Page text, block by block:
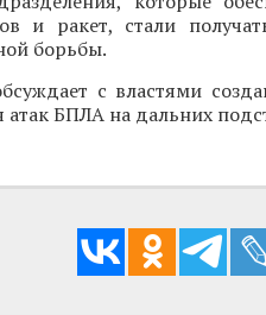
и ракет, стали
борьбы.
с властями
БПЛА на дальних